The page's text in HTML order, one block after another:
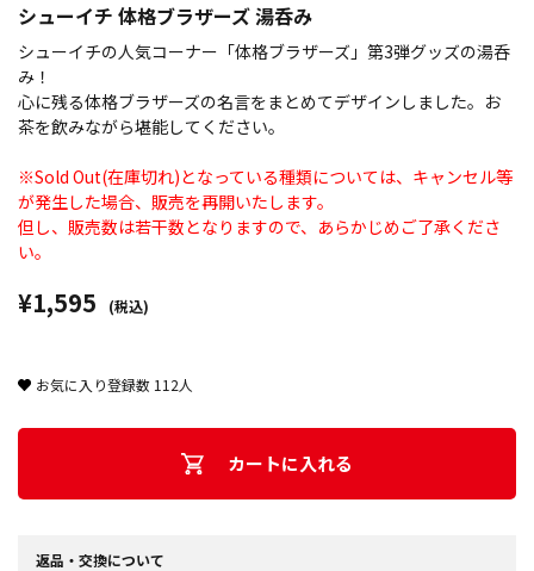
シューイチ 体格ブラザーズ 湯呑み
シューイチの人気コーナー「体格ブラザーズ」第3弾グッズの湯呑
み！
心に残る体格ブラザーズの名言をまとめてデザインしました。お
茶を飲みながら堪能してください。
※Sold Out(在庫切れ)となっている種類については、キャンセル等
が発生した場合、販売を再開いたします。
但し、販売数は若干数となりますので、あらかじめご了承くださ
い。
¥1,595 (税込)
お気に入り登録数 112人
カートに入れる
返品・交換について